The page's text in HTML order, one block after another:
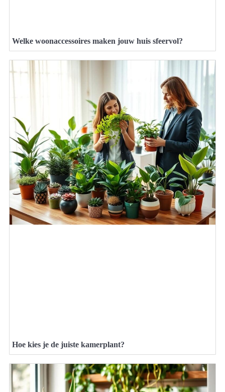
Welke woonaccessoires maken jouw huis sfeervol?
Hoe kies je de juiste kamerplant?